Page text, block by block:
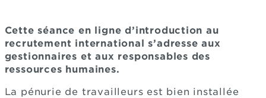
Cette séance en ligne d’introduction au
recrutement international s’adresse aux
gestionnaires et aux responsables des
ressources humaines.
La pénurie de travailleurs est bien installée